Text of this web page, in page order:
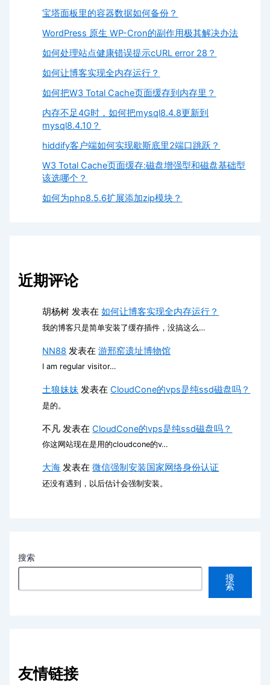
宝塔面板里的容器数据如何备份？
WordPress 原生 WP-Cron的副作用极其解决办法
如何处理站点健康错误提示cURL error 28？
如何让博客实现全内存运行？
如何把W3 Total Cache页面缓存到内存里？
内存不足4G时，如何把mysql8.4.8更新到
mysql8.4.10？
hiddify客户端如何实现歇斯底里2端口跳跃？
W3 Total Cache页面缓存:磁盘增强型和磁盘基础型
该选哪个？
如何为php8.5.6扩展添加zip模块？
近期评论
胡杨树 发表在如何让博客实现全内存运行？
我的博客只是简单安装了缓存插件，没搞这么…
NN88 发表在游邢窑遗址博物馆
I am regular visitor…
土狼妹妹 发表在CloudCone的vps是纯ssd磁盘吗？
是的。
不凡 发表在CloudCone的vps是纯ssd磁盘吗？
你这网站现在是用的cloudcone的v…
大海 发表在微信强制安装国家网络身份认证
还没有遇到，以后估计会强制安装。
搜索
搜
索
友情链接